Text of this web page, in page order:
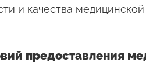
и качества
предоставления